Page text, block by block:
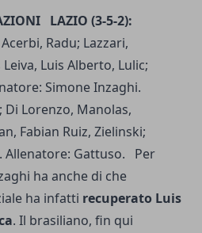
LAZIO (3-5-2):
Radu; Lazzari,
Luis Alberto, Lulic;
Simone Inzaghi.
Di Lorenzo, Manolas,
Fabian Ruiz, Zielinski;
Allenatore: Gattuso. Per
ha anche di che
ha infatti recuperato Luis
. Il brasiliano, fin qui